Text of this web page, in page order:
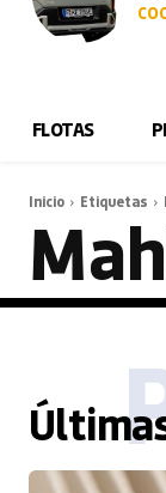
FLOTAS
Inicio Etiquetas